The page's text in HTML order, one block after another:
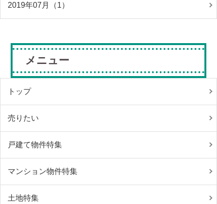
2019年07月（1）
メニュー
トップ
売りたい
戸建て物件特集
マンション物件特集
土地特集